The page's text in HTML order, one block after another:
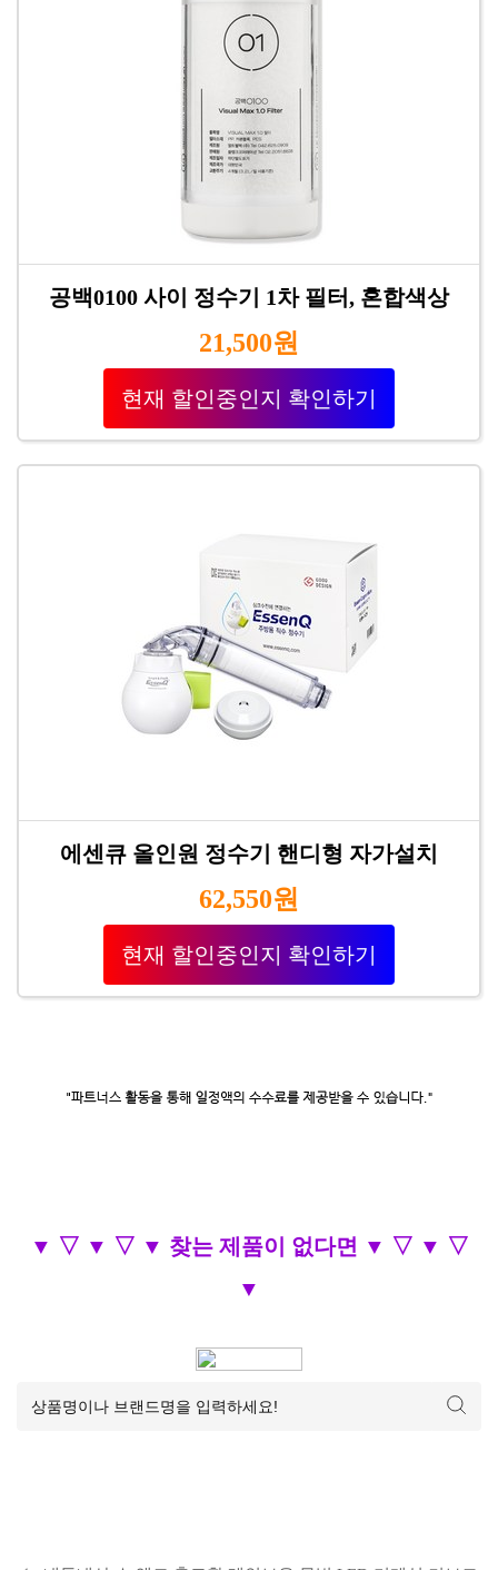
공백0100 사이 정수기 1차 필터, 혼합색상
21,500원
현재 할인중인지 확인하기
에센큐 올인원 정수기 핸디형 자가설치
62,550원
현재 할인중인지 확인하기
▼ ▽ ▼ ▽ ▼ 찾는 제품이 없다면 ▼ ▽ ▼ ▽
▼